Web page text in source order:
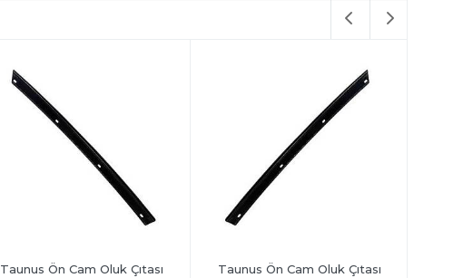
Taunus Ön Cam Oluk Çıtası
Taunus Ön Cam Oluk Çıtası